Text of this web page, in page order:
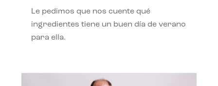
Le pedimos que nos cuente qué
ingredientes tiene un buen día de verano
para ella.